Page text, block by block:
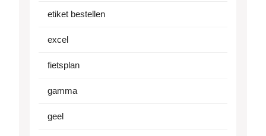
etiket bestellen
excel
fietsplan
gamma
geel